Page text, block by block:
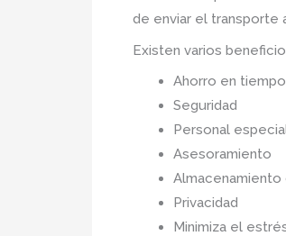
de enviar el transporte
Existen varios
Ahorro en tiempo
Seguridad
Personal
Asesoramiento
Privacidad
Minimiza el